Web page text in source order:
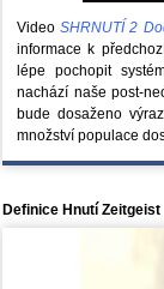
VideoSHRNUTÍ 2
informace k
lépe pochopit
nachází naše post-
bude dosaženo
množství populace
Definice Hnutí Zeitgeist